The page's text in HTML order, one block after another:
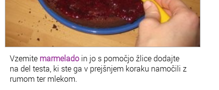
Vzemite marmelado in jo s pomočjo žlice dodajte
na del testa, ki ste ga v prejšnjem koraku namočili z
rumom ter mlekom.